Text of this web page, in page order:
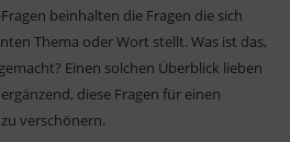
beinhalten die Fragen die sich
Thema oder Wort stellt. Was ist das,
Einen solchen Überblick lieben
diese Fragen für einen
verschönern.